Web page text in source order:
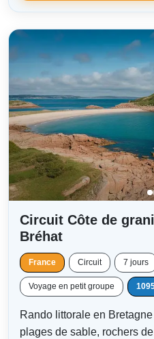
Circuit Côte de
Bréhat
France Circuit 7 jours
Voyage en petit groupe
Rando littorale en
plages de sable, rochers